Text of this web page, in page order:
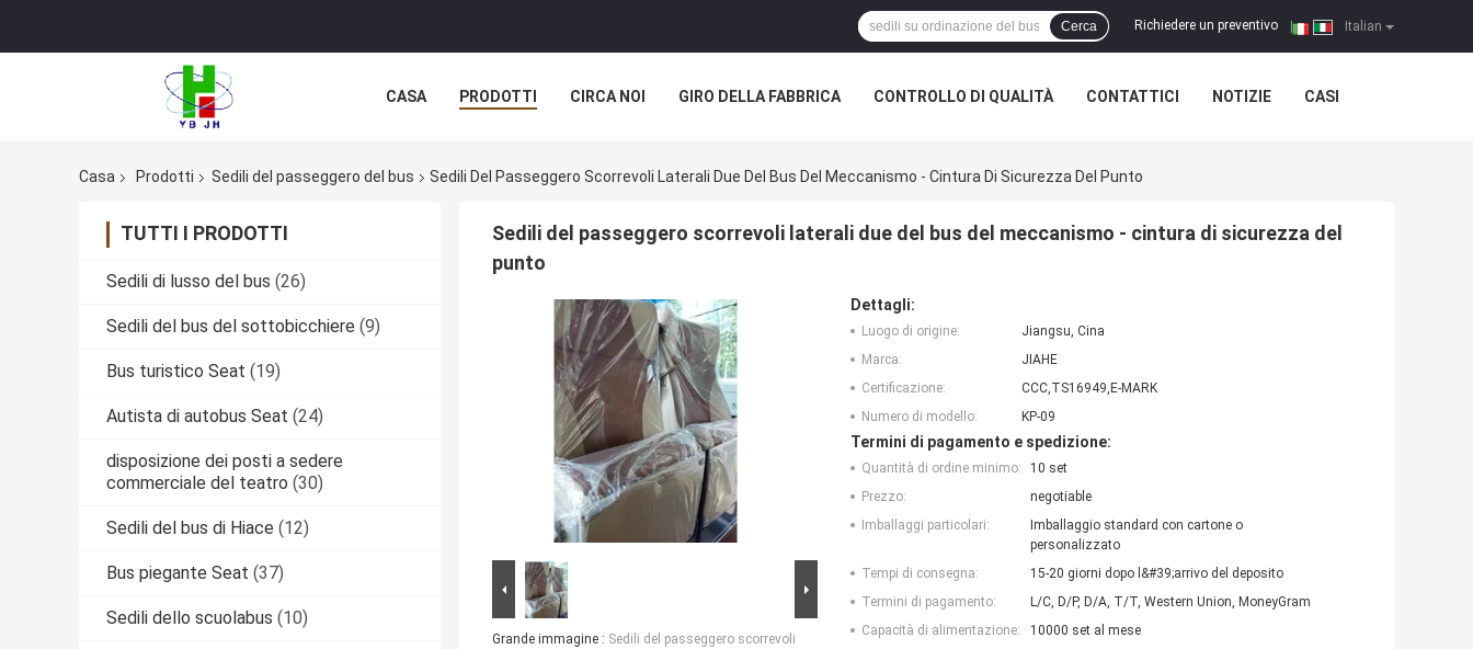
Italian
Richiedere un preventivo |
Cerca
CASA PRODOTTI CIRCA NOI GIRO DELLA FABBRICA CONTROLLO DI QUALITÀ CONTATTICI NOTIZIE CASI
Casa Prodotti Sedili del passeggero del bus Sedili Del Passeggero Scorrevoli Laterali Due Del Bus Del Meccanismo - Cintura Di Sicurezza Del Punto
TUTTI I PRODOTTI
Sedili di lusso del bus (26)
Sedili del bus del sottobicchiere (9)
Bus turistico Seat (19)
Autista di autobus Seat (24)
disposizione dei posti a sedere
commerciale del teatro (30)
Sedili del bus di Hiace (12)
Bus piegante Seat (37)
Sedili dello scuolabus (10)
Sedili del passeggero scorrevoli laterali due del bus del meccanismo - cintura di sicurezza del
punto
Grande immagine : Sedili del passeggero scorrevoli
Dettagli:
Luogo di origine:
Jiangsu, Cina
Marca:
JIAHE
Certificazione:
CCC,TS16949,E-MARK
Numero di modello:
KP-09
Termini di pagamento e spedizione:
Quantità di ordine minimo:
10 set
Prezzo:
negotiable
Imballaggi particolari:
Imballaggio standard con cartone o
personalizzato
Tempi di consegna:
15-20 giorni dopo l&#39;arrivo del deposito
Termini di pagamento:
L/C, D/P, D/A, T/T, Western Union, MoneyGram
Capacità di alimentazione:
10000 set al mese